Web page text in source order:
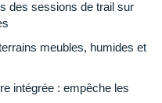
des sessions de trail sur
meubles, humides et
intégrée : empêche les